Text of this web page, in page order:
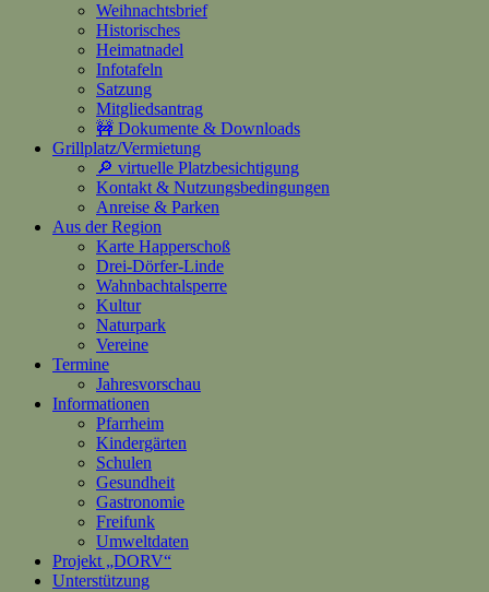
Weihnachtsbrief
Historisches
Heimatnadel
Infotafeln
Satzung
Mitgliedsantrag
🚧 Dokumente & Downloads
Grillplatz/Vermietung
🔎 virtuelle Platzbesichtigung
Kontakt & Nutzungsbedingungen
Anreise & Parken
Aus der Region
Karte Happerschoß
Drei-Dörfer-Linde
Wahnbachtalsperre
Kultur
Naturpark
Vereine
Termine
Jahresvorschau
Informationen
Pfarrheim
Kindergärten
Schulen
Gesundheit
Gastronomie
Freifunk
Umweltdaten
Projekt „DORV“
Unterstützung